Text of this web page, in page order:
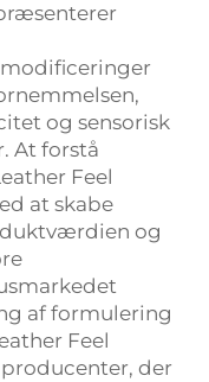
og sensorisk
At forstå
Feel
at skabe
og
af formulering
Feel
der